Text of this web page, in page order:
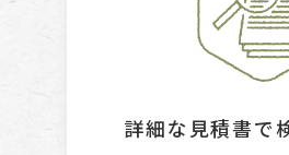
詳細な見積書で